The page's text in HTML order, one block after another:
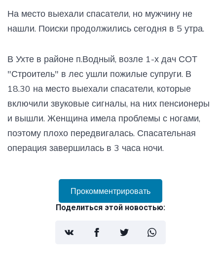
На место выехали спасатели, но мужчину не
нашли. Поиски продолжились сегодня в 5 утра.
В Ухте в районе п.Водный, возле 1-х дач СОТ
"Строитель" в лес ушли пожилые супруги. В
18.30 на место выехали спасатели, которые
включили звуковые сигналы, на них пенсионеры
и вышли. Женщина имела проблемы с ногами,
поэтому плохо передвигалась. Спасательная
операция завершилась в 3 часа ночи.
Прокомментрировать
Поделиться этой новостью: